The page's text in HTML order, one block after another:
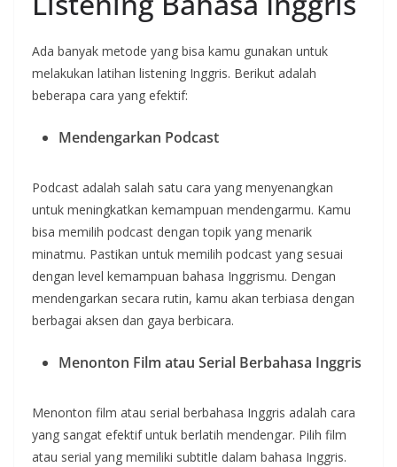
Ada banyak metode yang bisa kamu gunakan untuk
melakukan latihan listening Inggris. Berikut adalah
beberapa cara yang efektif:
Mendengarkan Podcast
Podcast adalah salah satu cara yang menyenangkan
untuk meningkatkan kemampuan mendengarmu. Kamu
bisa memilih podcast dengan topik yang menarik
minatmu. Pastikan untuk memilih podcast yang sesuai
dengan level kemampuan bahasa Inggrismu. Dengan
mendengarkan secara rutin, kamu akan terbiasa dengan
berbagai aksen dan gaya berbicara.
Menonton Film atau Serial Berbahasa Inggris
Menonton film atau serial berbahasa Inggris adalah cara
yang sangat efektif untuk berlatih mendengar. Pilih film
atau serial yang memiliki subtitle dalam bahasa Inggris.